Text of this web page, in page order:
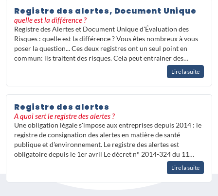
cadre juridique qui encadre les
lanceurs d'alerte, ce sujet soulève de
nombreuses questions pratiques pour
les employeurs comme pour les
équipes RH.
et conforme au droit du travail
français.
Registre des alertes, Document Unique
quelle est la différence ?
Registre des Alertes et Document Unique d'Évaluation des
Risques : quelle est la différence ? Vous êtes nombreux à vous
poser la question... Ces deux registres ont un seul point en
commun: ils traitent des risques. Cela peut entrainer des…
Lire la suite
Registre des alertes
A quoi sert le registre des alertes ?
Une obligation légale s'impose aux entreprises depuis 2014 : le
registre de consignation des alertes en matière de santé
publique et d'environnement. Le registre des alertes est
obligatoire depuis le 1er avril Le décret n° 2014-324 du 11…
Lire la suite